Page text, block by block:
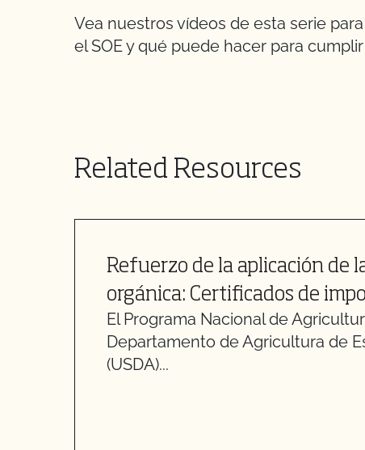
Vea nuestros vídeos de esta serie
el SOE y qué puede hacer para
Related Resources
Refuerzo de la aplicación de
orgánica: Certificados de
El Programa Nacional de
Departamento de Agricultura de
(USDA)...